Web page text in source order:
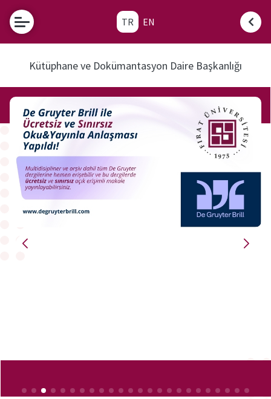
TR EN
Üniversitesi
Etkinlikler
Kullanıcı
Hesabım
Katalog
Tarama
Dışarıdan
Erişim
Açık
Kütüphane ve Dokümantasyon Daire Başkanlığı